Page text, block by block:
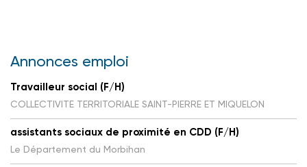
Annonces emploi
Travailleur social (F/H)
COLLECTIVITE TERRITORIALE SAINT-PIERRE ET MIQUELON
assistants sociaux de proximité en CDD (F/H)
Le Département du Morbihan